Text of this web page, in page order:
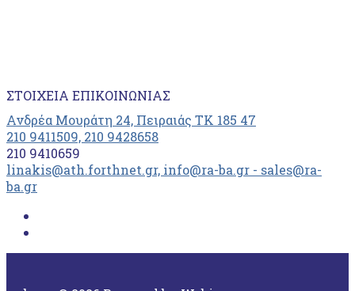
ΣΤΟΙΧΕΊΑ ΕΠΙΚΟΙΝΩΝΊΑΣ
Ανδρέα Μουράτη 24, Πειραιάς ΤΚ 185 47
210 9411509, 210 9428658
210 9410659
linakis@ath.forthnet.gr, info@ra-ba.gr - sales@ra-
ba.gr